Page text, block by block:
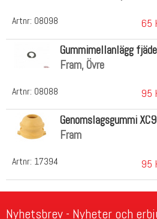
Artnr: 08098 65
Artnr: 08088
Gummimellanlägg
Fram, Övre
95
Artnr: 17394
Genomslagsgummi
Fram
95
Nyhetsbrev - Nyheter och